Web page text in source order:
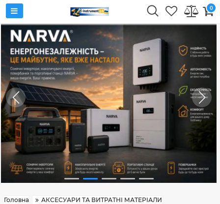
0
Головна
АКСЕСУАРИ ТА ВИТРАТНІ МАТЕРІАЛИ